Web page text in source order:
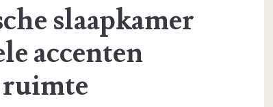
slaapkamer
accenten
ruimte